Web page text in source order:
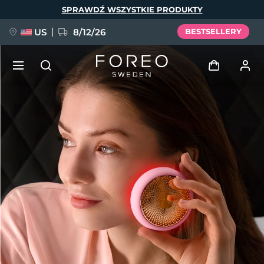
SPRAWDŹ WSZYSTKIE PRODUKTY
US 8/12/26 BESTSELLERY
Zaloguj
Profil użytkownika
Moje urządzenia
Moje zamówienia
Moje adresy
Moje subskrypcje
NOWOŚĆ
FAQ™ Pure Beauty-Tech Elixir
BREAKING NEWS
issa™ Teeth Whitening Set
Deutsch
Español
Français
Italiano
Português
Polski
Svenska
Русский
Türkçe
简体中文 繁體中文